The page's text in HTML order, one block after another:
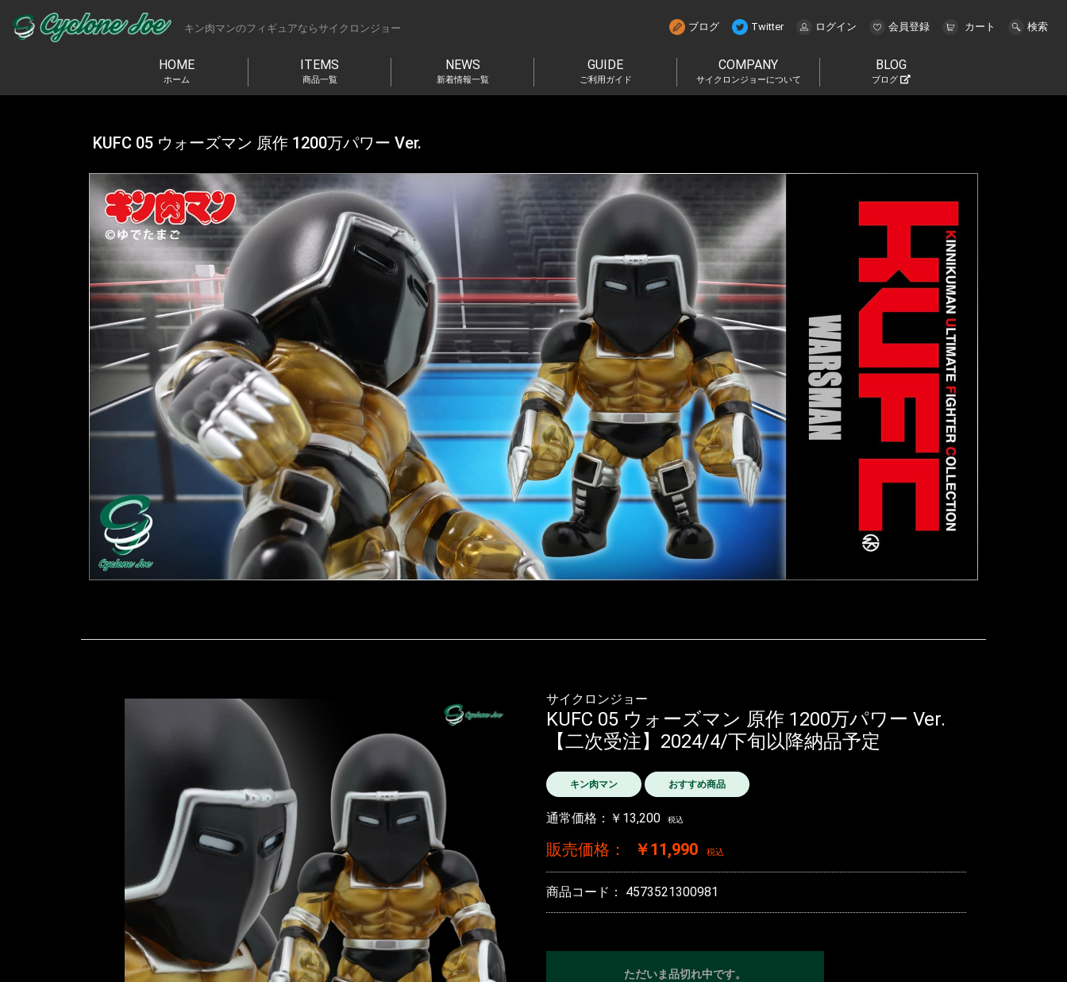
キン肉マンのフィギュアならサイクロンジョー ブログ Twitter ログイン 会員登録 カート 検索
HOME
ホーム
ITEMS
商品一覧
NEWS
新着情報一覧
GUIDE
ご利用ガイド
COMPANY
サイクロンジョーについて
BLOG
ブログ
KUFC 05 ウォーズマン 原作 1200万パワー Ver.
サイクロンジョー
KUFC 05 ウォーズマン 原作 1200万パワー Ver.
【二次受注】2024/4/下旬以降納品予定
キン肉マン おすすめ商品
通常価格：￥13,200 税込
販売価格： ￥11,990 税込
商品コード： 4573521300981
ただいま品切れ中です。